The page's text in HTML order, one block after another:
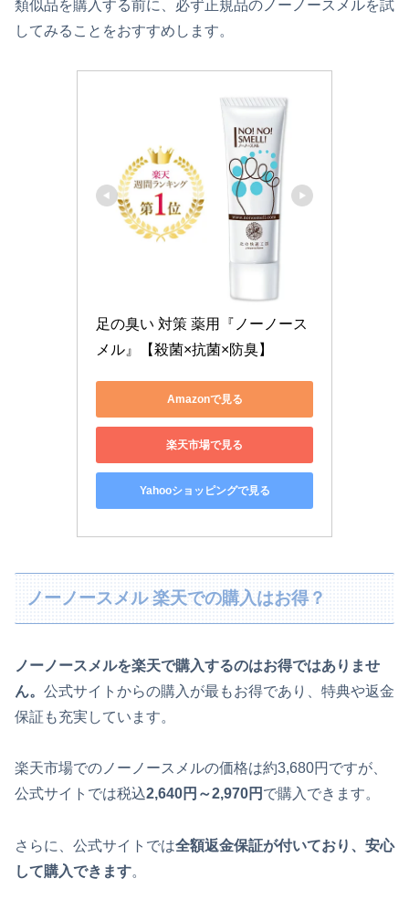
類似品を購入する前に、必ず正規品のノーノースメルを試
してみることをおすすめします。
足の臭い 対策 薬用『ノーノース
メル』【殺菌×抗菌×防臭】
Amazonで見る
楽天市場で見る
Yahooショッピングで見る
ノーノースメル 楽天での購入はお得？
ノーノースメルを楽天で購入するのはお得ではありませ
ん。 公式サイトからの購入が最もお得であり、特典や返金
保証も充実しています。
楽天市場でのノーノースメルの価格は約3,680円ですが、
公式サイトでは税込2,640円～2,970円 で購入できます。
さらに、公式サイトでは全額返金保証が付いており、安心
して購入できます。